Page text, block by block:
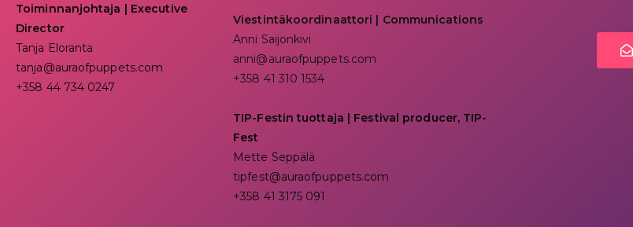
Toiminnanjohtaja | Executive
Director
Tanja Eloranta
tanja@auraofpuppets.com
+358 44 734 0247
Viestintäkoordinaattori | Communications
Anni Saijonkivi
anni@auraofpuppets.com
+358 41 310 1534
TIP-Festin tuottaja | Festival producer, TIP-
Fest
Mette Seppälä
tipfest@auraofpuppets.com
+358 41 3175 091